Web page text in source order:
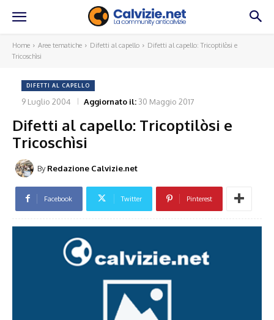
Home Aree tematiche Difetti al capello
Difetti al capello: Tricoptilòsi e
Tricoschìsi
DIFETTI AL CAPELLO
9 Luglio 2004 Aggiornato il: 30 Maggio 2017
Difetti al capello: Tricoptilòsi e
Tricoschìsi
By Redazione Calvizie.net
Facebook Twitter Pinterest